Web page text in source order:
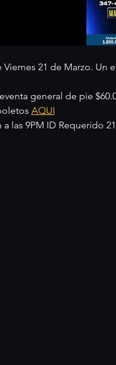
Viernes 21 de Marzo. Un
general de pie
AQUI
a las 9PM ID Requerido